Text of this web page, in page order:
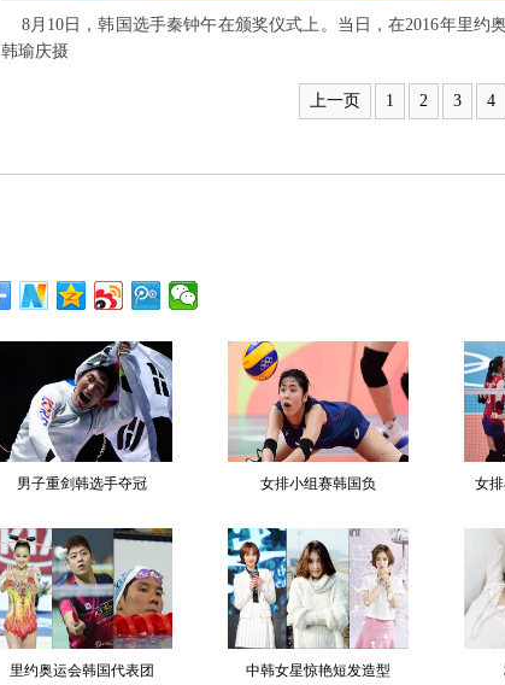
8月10日，韩国选手秦钟午在颁奖仪式上。当日，在2016年里约
韩瑜庆摄
上一页 1 2 3 4
男子重剑韩选手夺冠 女排小组赛韩国负 女
里约奥运会韩国代表团 中韩女星惊艳短发造型